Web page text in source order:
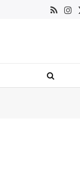
الانستغرام
RSS